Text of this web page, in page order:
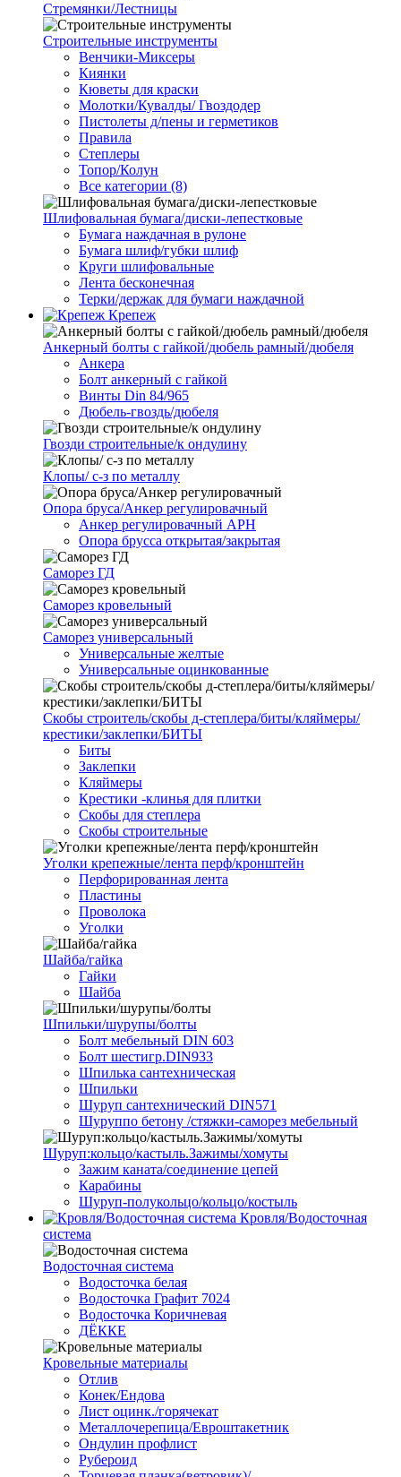
Стремянки/Лестницы
Строительные инструменты
Венчики-Миксеры
Киянки
Кюветы для краски
Молотки/Кувалды/ Гвоздодер
Пистолеты д/пены и герметиков
Правила
Степлеры
Топор/Колун
Все категории (8)
Шлифовальная бумага/диски-лепестковые
Бумага наждачная в рулоне
Бумага шлиф/губки шлиф
Круги шлифовальные
Лента бесконечная
Терки/держак для бумаги наждачной
Крепеж
Анкерный болты с гайкой/дюбель рамный/дюбеля
Анкера
Болт анкерный с гайкой
Винты Din 84/965
Дюбель-гвоздь/дюбеля
Гвозди строительные/к ондулину
Клопы/ с-з по металлу
Опора бруса/Анкер регулировачный
Анкер регулировачный АРН
Опора брусса открытая/закрытая
Саморез ГД
Саморез кровельный
Саморез универсальный
Универсальные желтые
Универсальные оцинкованные
Скобы строитель/скобы д-степлера/биты/кляймеры/
крестики/заклепки/БИТЫ
Биты
Заклепки
Кляймеры
Крестики -клинья для плитки
Скобы для степлера
Скобы строительные
Уголки крепежные/лента перф/кронштейн
Перфорированная лента
Пластины
Проволока
Уголки
Шайба/гайка
Гайки
Шайба
Шпильки/шурупы/болты
Болт мебельный DIN 603
Болт шестигр.DIN933
Шпилька сантехническая
Шпильки
Шуруп сантехнический DIN571
Шуруппо бетону /стяжки-саморез мебельный
Шуруп:кольцо/кастыль.Зажимы/хомуты
Зажим каната/соединение цепей
Карабины
Шуруп-полукольцо/кольцо/костыль
Кровля/Водосточная
система
Водосточная система
Водосточка белая
Водосточка Графит 7024
Водосточка Коричневая
ДЁККЕ
Кровельные материалы
Отлив
Конек/Ендова
Лист оцинк./горячекат
Металлочерепица/Евроштакетник
Ондулин профлист
Рубероид